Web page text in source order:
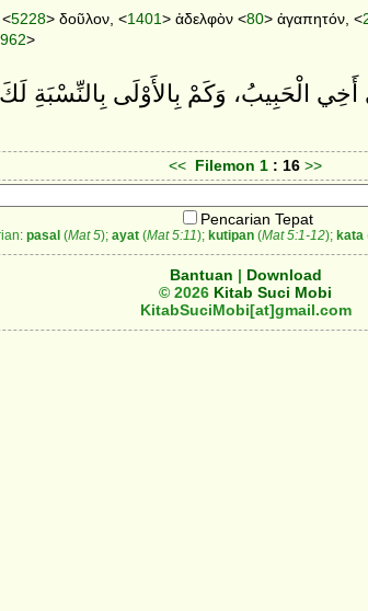
5228> δοῦλον, <1401> ἀδελφὸν <80> ἀγαπητόν, <
>
الْحَبِيبُ، وَكَمْ بِالأَوْلَى بِالنِّسْبَةِ
<< Filemon 1 : 16 >>
Pencarian Tepat
pasal(Mat 5); ayat(Mat 5:11); kutipan(Mat 5:1-12); kata
Bantuan | Download
© 2026 Kitab Suci Mobi
KitabSuciMobi[at]gmail.com